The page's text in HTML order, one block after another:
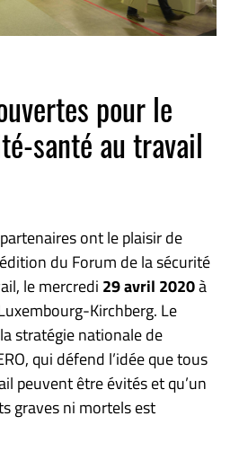
pour le
santé au travail
ont le plaisir de
édition du Forum de la sécurité
le mercredi 29 avril 2020à
Kirchberg. Le
stratégie nationale de
qui défend l’idée que tous
peuvent être évités et qu’un
graves ni mortels est